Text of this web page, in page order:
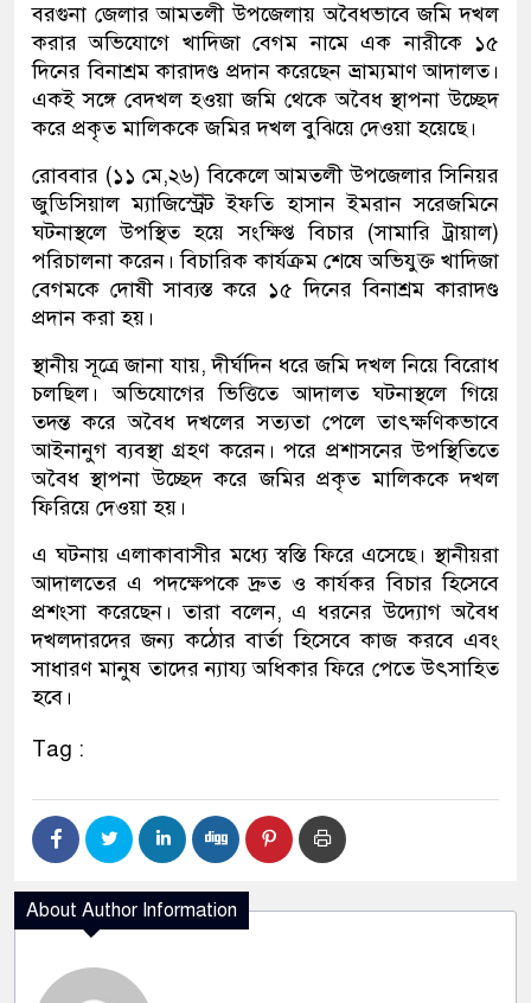
বরগুনা জেলার আমতলী উপজেলায় অবৈধভাবে জমি দখল
করার অভিযোগে খাদিজা বেগম নামে এক নারীকে ১৫
দিনের বিনাশ্রম কারাদণ্ড প্রদান করেছেন ভ্রাম্যমাণ আদালত।
একই সঙ্গে বেদখল হওয়া জমি থেকে অবৈধ স্থাপনা উচ্ছেদ
করে প্রকৃত মালিককে জমির দখল বুঝিয়ে দেওয়া হয়েছে।
রোববার (১১ মে,২৬) বিকেলে আমতলী উপজেলার সিনিয়র
জুডিসিয়াল ম্যাজিস্ট্রেট ইফতি হাসান ইমরান সরেজমিনে
ঘটনাস্থলে উপস্থিত হয়ে সংক্ষিপ্ত বিচার (সামারি ট্রায়াল)
পরিচালনা করেন। বিচারিক কার্যক্রম শেষে অভিযুক্ত খাদিজা
বেগমকে দোষী সাব্যস্ত করে ১৫ দিনের বিনাশ্রম কারাদণ্ড
প্রদান করা হয়।
স্থানীয় সূত্রে জানা যায়, দীর্ঘদিন ধরে জমি দখল নিয়ে বিরোধ
চলছিল। অভিযোগের ভিত্তিতে আদালত ঘটনাস্থলে গিয়ে
তদন্ত করে অবৈধ দখলের সত্যতা পেলে তাৎক্ষণিকভাবে
আইনানুগ ব্যবস্থা গ্রহণ করেন। পরে প্রশাসনের উপস্থিতিতে
অবৈধ স্থাপনা উচ্ছেদ করে জমির প্রকৃত মালিককে দখল
ফিরিয়ে দেওয়া হয়।
এ ঘটনায় এলাকাবাসীর মধ্যে স্বস্তি ফিরে এসেছে। স্থানীয়রা
আদালতের এ পদক্ষেপকে দ্রুত ও কার্যকর বিচার হিসেবে
প্রশংসা করেছেন। তারা বলেন, এ ধরনের উদ্যোগ অবৈধ
দখলদারদের জন্য কঠোর বার্তা হিসেবে কাজ করবে এবং
সাধারণ মানুষ তাদের ন্যায্য অধিকার ফিরে পেতে উৎসাহিত
হবে।
Tag :
About Author Information